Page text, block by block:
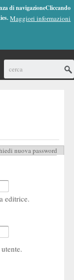
di navigazioneCliccando
Maggiori informazioni
(0)
nuova password
editrice.